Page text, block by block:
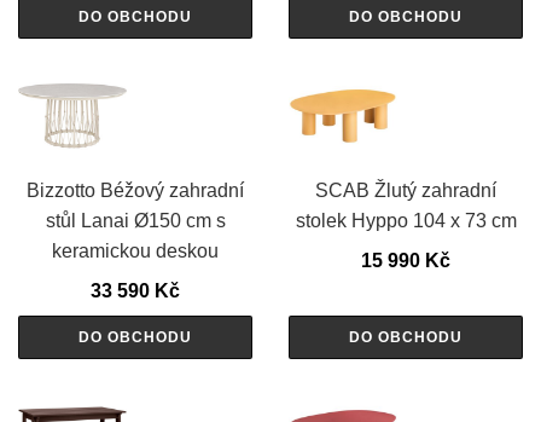
DO OBCHODU DO OBCHODU
Bizzotto Béžový zahradní
stůl Lanai Ø150 cm s
keramickou deskou
33 590 Kč
DO OBCHODU
SCAB Žlutý zahradní
stolek Hyppo 104 x 73 cm
15 990 Kč
DO OBCHODU